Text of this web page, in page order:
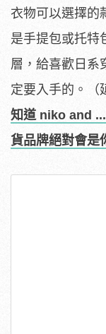
衣物可以選擇的
是手提包或托特
層，給喜歡日系
定要入手的。（
知道 niko and
貨品牌絕對會是